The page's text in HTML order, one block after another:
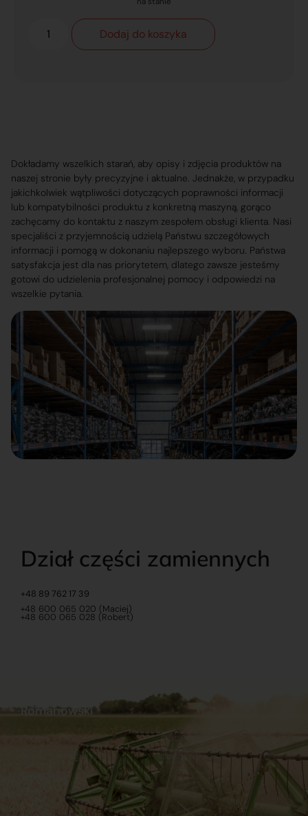
Dodaj do koszyka
Dokładamy wszelkich starań, aby opisy i zdjęcia produktów na
naszej stronie były precyzyjne i aktualne. Jednakże, w przypadku
jakichkolwiek wątpliwości dotyczących poprawności informacji
lub kompatybilności produktu z konkretną maszyną, gorąco
zachęcamy do kontaktu z naszym zespołem obsługi klienta. Nasi
specjaliści z przyjemnością udzielą Państwu szczegółowych
informacji i pomogą w dokonaniu najlepszego wyboru. Państwa
satysfakcja jest dla nas priorytetem, dlatego zawsze jesteśmy
gotowi do udzielenia profesjonalnej pomocy i odpowiedzi na
wszelkie pytania.
Dział części zamiennych
+48 89 762 17 39
+48 600 065 020 (Maciej)
+48 600 065 028 (Robert)
Romanowski
Sklep internetowy
Praca
Ubezpieczenia